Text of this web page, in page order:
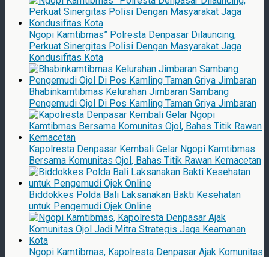
Ngopi Kamtibmas” Polresta Denpasar Dilauncing,
Perkuat Sinergitas Polisi Dengan Masyarakat Jaga
Kondusifitas Kota
Bhabinkamtibmas Kelurahan Jimbaran Sambang
Pengemudi Ojol Di Pos Kamling Taman Griya Jimbaran
Kapolresta Denpasar Kembali Gelar Ngopi Kamtibmas
Bersama Komunitas Ojol, Bahas Titik Rawan Kemacetan
Biddokkes Polda Bali Laksanakan Bakti Kesehatan
untuk Pengemudi Ojek Online
Ngopi Kamtibmas, Kapolresta Denpasar Ajak Komunitas